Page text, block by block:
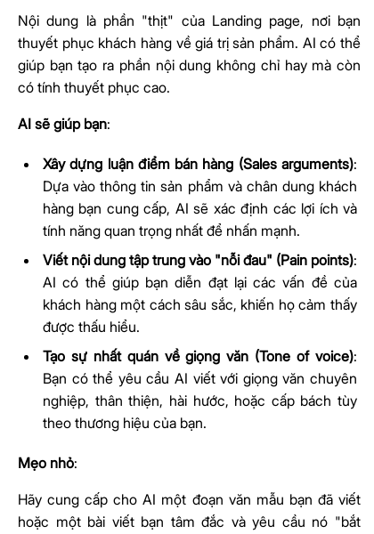
Nội dung là phần "thịt" của Landing page, nơi bạn
thuyết phục khách hàng về giá trị sản phẩm. AI có thể
giúp bạn tạo ra phần nội dung không chỉ hay mà còn
có tính thuyết phục cao.
AI sẽ giúp bạn:
Xây dựng luận điểm bán hàng (Sales arguments):
Dựa vào thông tin sản phẩm và chân dung khách
hàng bạn cung cấp, AI sẽ xác định các lợi ích và
tính năng quan trọng nhất để nhấn mạnh.
Viết nội dung tập trung vào "nỗi đau" (Pain points):
AI có thể giúp bạn diễn đạt lại các vấn đề của
khách hàng một cách sâu sắc, khiến họ cảm thấy
được thấu hiểu.
Tạo sự nhất quán về giọng văn (Tone of voice):
Bạn có thể yêu cầu AI viết với giọng văn chuyên
nghiệp, thân thiện, hài hước, hoặc cấp bách tùy
theo thương hiệu của bạn.
Mẹo nhỏ:
Hãy cung cấp cho AI một đoạn văn mẫu bạn đã viết
hoặc một bài viết bạn tâm đắc và yêu cầu nó "bắt